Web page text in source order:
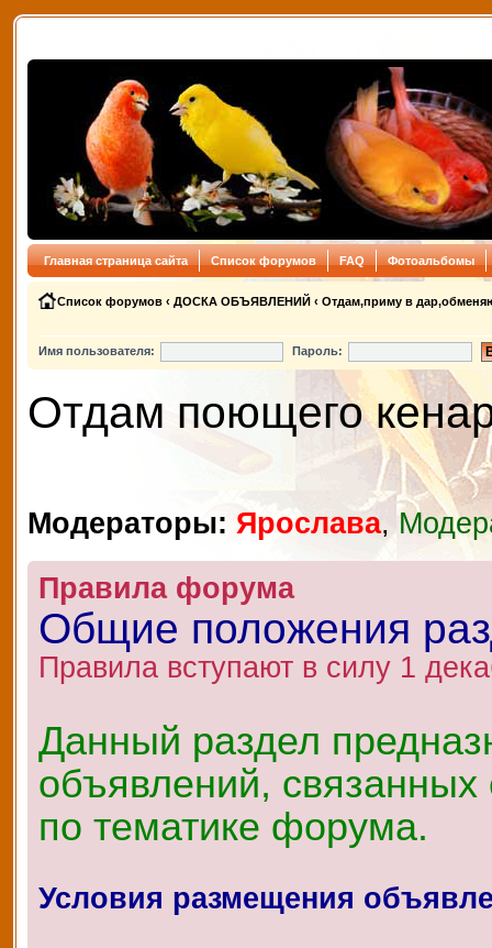
Главная страница сайта Список форумов FAQ Фотоальбомы
Список форумов ‹ ДОСКА ОБЪЯВЛЕНИЙ ‹ Отдам,приму в
Имя пользователя: Пароль:
Отдам поющего
Модераторы: Ярослава,
Правила форума
Общие положения
Правила вступают в силу 1
Данный раздел
объявлений,
по тематике форума.
Условия размещения